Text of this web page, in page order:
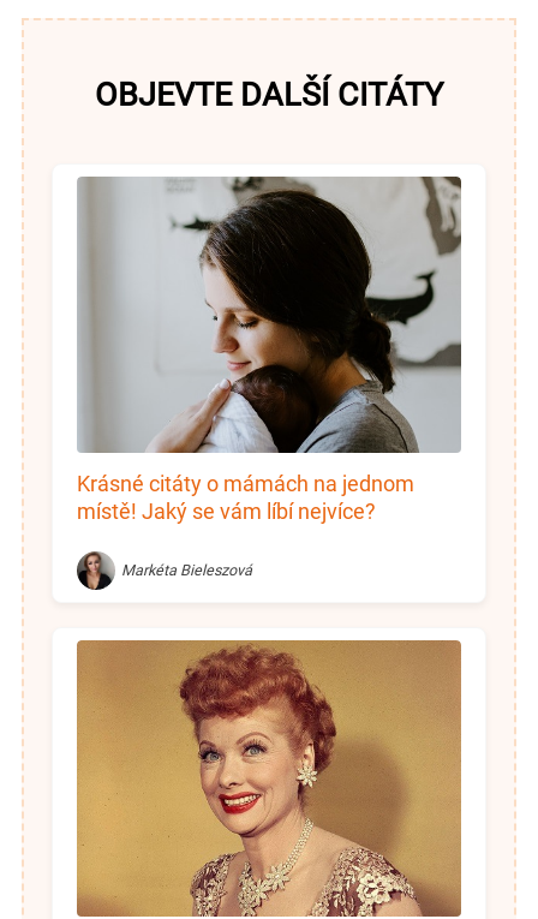
OBJEVTE DALŠÍ CITÁTY
Krásné citáty o mámách na jednom
místě! Jaký se vám líbí nejvíce?
Markéta Bieleszová